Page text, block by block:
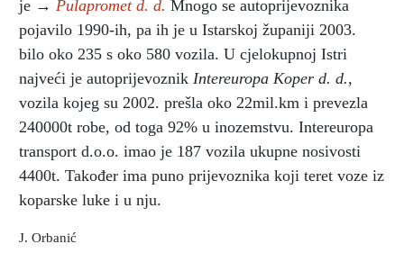
je → Pulapromet d. d. Mnogo se autoprijevoznika
pojavilo 1990-ih, pa ih je u Istarskoj županiji 2003.
bilo oko 235 s oko 580 vozila. U cjelokupnoj Istri
najveći je autoprijevoznik Intereuropa Koper d. d.,
vozila kojeg su 2002. prešla oko 22mil.km i prevezla
240000t robe, od toga 92% u inozemstvu. Intereuropa
transport d.o.o. imao je 187 vozila ukupne nosivosti
4400t. Također ima puno prijevoznika koji teret voze iz
koparske luke i u nju.
J. Orbanić